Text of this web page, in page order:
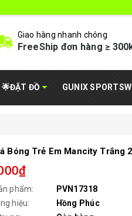
Giao hàng nhanh chóng
FreeShip đơn hàng ≥
🌟ĐẶT ĐỒ GUNIX
Bóng Trẻ Em Mancity Trắng
phẩm:
PVN17318
hiệu:
Hồng Phúc